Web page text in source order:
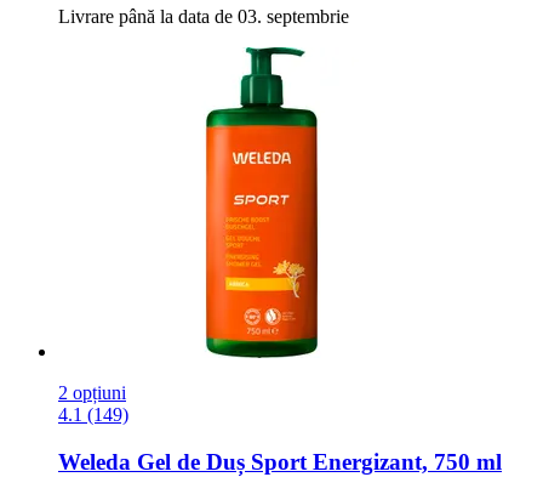
Livrare până la data de 03. septembrie
2 opțiuni
4.1 (149)
Weleda Gel de Duș Sport Energizant, 750 ml